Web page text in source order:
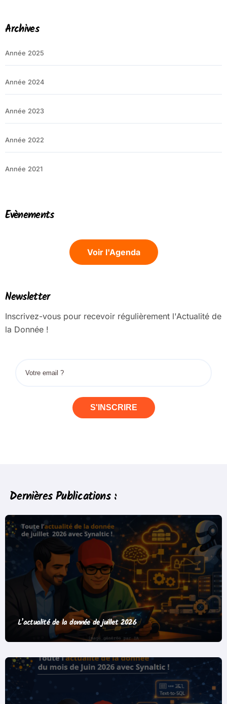
Archives
Année 2025
Année 2024
Année 2023
Année 2022
Année 2021
Evènements
Voir l'Agenda
Newsletter
Inscrivez-vous pour recevoir régulièrement l'Actualité de
la Donnée !
S'INSCRIRE
Dernières Publications :
L’actualité de la donnée de juillet 2026